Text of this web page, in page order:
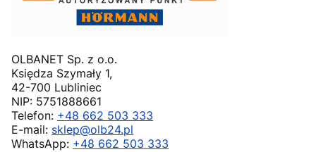
OLBANET Sp. z o.o.
Księdza Szymały 1,
42-700 Lubliniec
NIP: 5751888661
Telefon: +48 662 503 333
E-mail: sklep@olb24.pl
WhatsApp: +48 662 503 333